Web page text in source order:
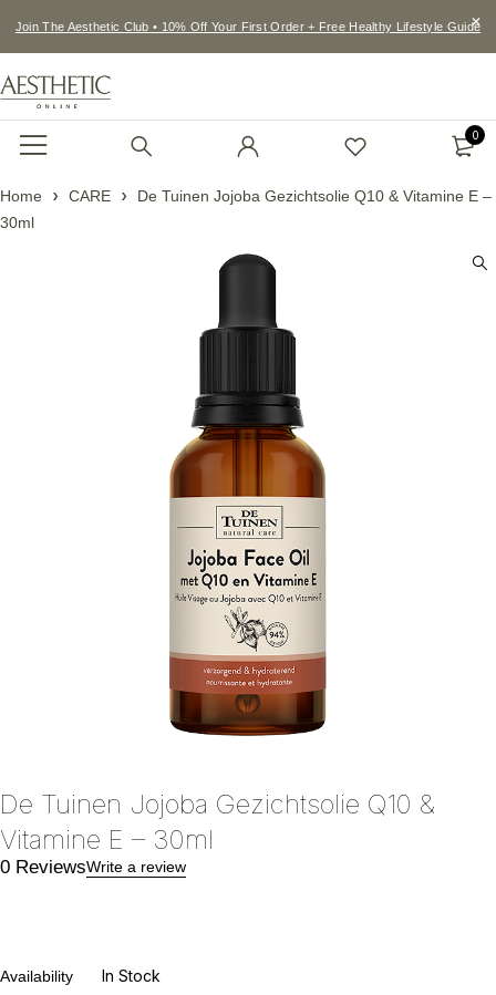
Join The Aesthetic Club • 10% Off Your First Order + Free Healthy Lifestyle Guide
0
Home CARE
De Tuinen Jojoba Gezichtsolie Q10 & Vitamine E –
30ml
De Tuinen Jojoba Gezichtsolie Q10 &
Vitamine E – 30ml
0 ReviewsWrite a review
Availability In Stock